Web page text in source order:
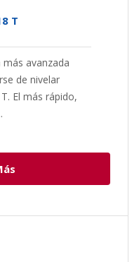
T
más avanzada
de nivelar
El más rápido,